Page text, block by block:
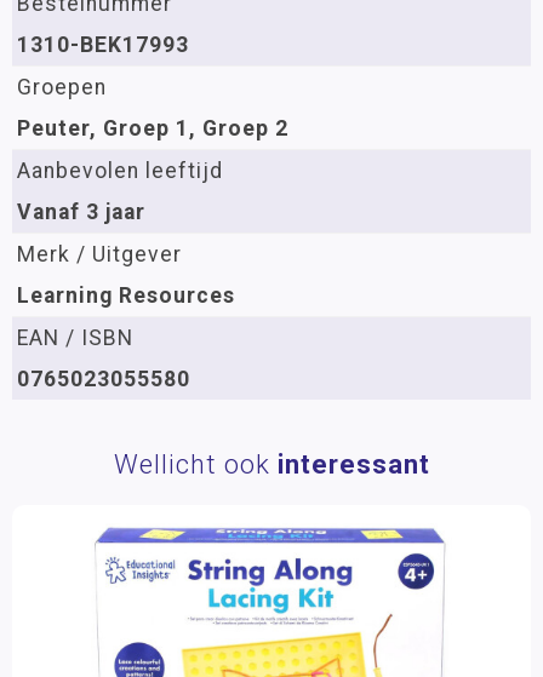
1310-BEK17993
Groepen
Peuter, Groep 1, Groep 2
Aanbevolen leeftijd
Vanaf 3 jaar
Merk / Uitgever
Learning Resources
EAN / ISBN
0765023055580
Wellicht ook interessant